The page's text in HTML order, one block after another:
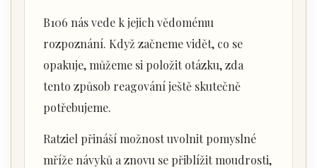
B106 nás vede k jejich vědomému
rozpoznání. Když začneme vidět, co se
opakuje, můžeme si položit otázku, zda
tento způsob reagování ještě skutečně
potřebujeme.
Ratziel přináší možnost uvolnit pomyslné
mříže návyků a znovu se přiblížit moudrosti,